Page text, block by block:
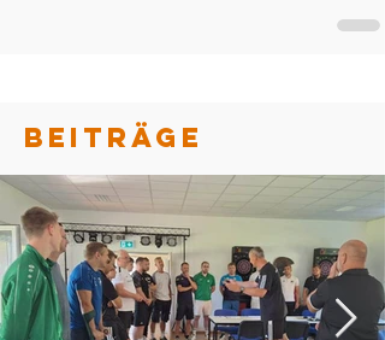
BEITRÄGE